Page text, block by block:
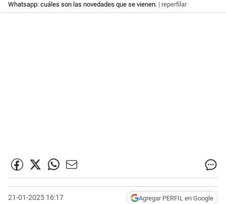
Whatsapp: cuáles son las novedades que se vienen. | reperfilar
21-01-2025 16:17 Agregar PERFIL en Google